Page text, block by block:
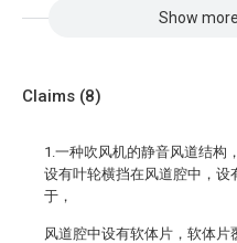
Show more
Claims (8)
1.一种吹风机的静音风道结构
设有叶轮横挡在风道腔中，
于，
风道腔中设有软体片，软体